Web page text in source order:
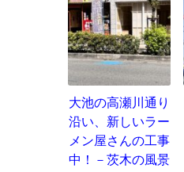
大池の高瀬川通り
沿い、新しいラー
メン屋さんの工事
中！－茨木の風景